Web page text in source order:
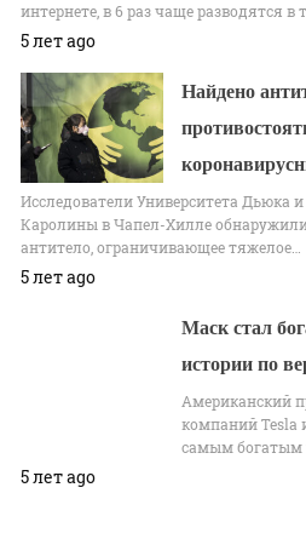
интернете, в 6 раз чаще разводятся в
5 лет ago
Найдено
Исследователи Университета Дьюка
Каролины в Чапел-Хилле
антитело, ограничивающее тяжелое…
5 лет ago
Маск стал
истории по
Американский
компаний Tesla
самым богатым
5 лет ago